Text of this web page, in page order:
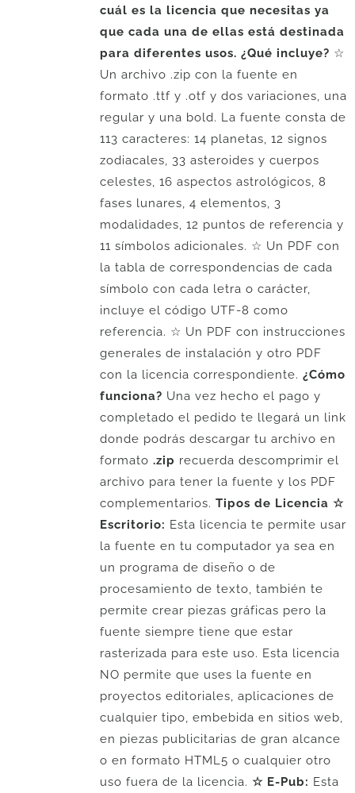
cuál es la licencia que necesitas ya
que cada una de ellas está destinada
para diferentes usos. ¿Qué incluye? ☆
Un archivo .zip con la fuente en
formato .ttf y .otf y dos variaciones, una
regular y una bold. La fuente consta de
113 caracteres: 14 planetas, 12 signos
zodiacales, 33 asteroides y cuerpos
celestes, 16 aspectos astrológicos, 8
fases lunares, 4 elementos, 3
modalidades, 12 puntos de referencia y
11 símbolos adicionales. ☆ Un PDF con
la tabla de correspondencias de cada
símbolo con cada letra o carácter,
incluye el código UTF-8 como
referencia. ☆ Un PDF con instrucciones
generales de instalación y otro PDF
con la licencia correspondiente. ¿Cómo
funciona? Una vez hecho el pago y
completado el pedido te llegará un link
donde podrás descargar tu archivo en
formato .zip recuerda descomprimir el
archivo para tener la fuente y los PDF
complementarios. Tipos de Licencia ☆
Escritorio: Esta licencia te permite usar
la fuente en tu computador ya sea en
un programa de diseño o de
procesamiento de texto, también te
permite crear piezas gráficas pero la
fuente siempre tiene que estar
rasterizada para este uso. Esta licencia
NO permite que uses la fuente en
proyectos editoriales, aplicaciones de
cualquier tipo, embebida en sitios web,
en piezas publicitarias de gran alcance
o en formato HTML5 o cualquier otro
uso fuera de la licencia. ☆ E-Pub: Esta